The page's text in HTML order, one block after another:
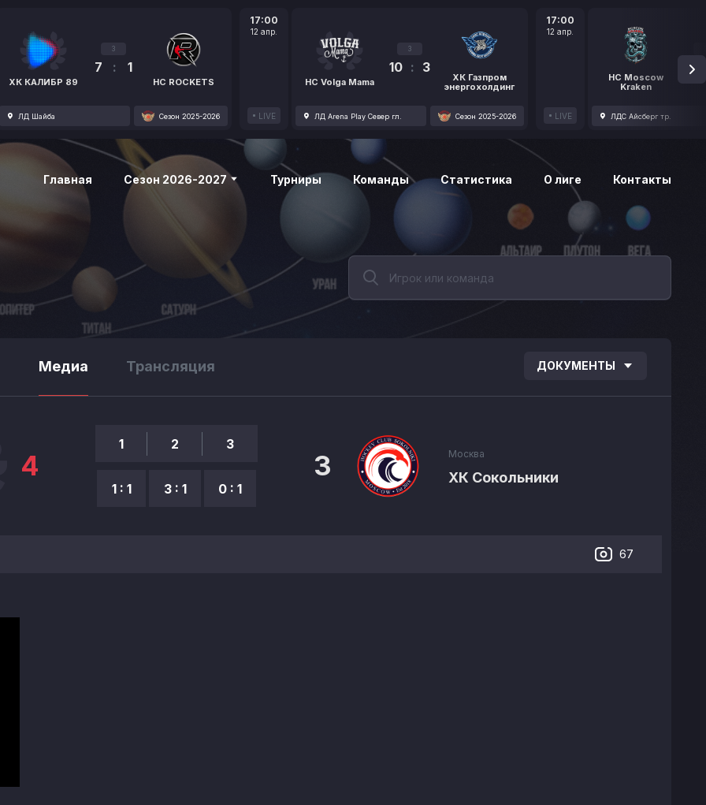
ХК КАЛИБР 89
3
7 : 1
HC ROCKETS
ЛД Шайба Сезон 2025-2026
17:00
12 апр.
LIVE
HC Volga Mama
3
10 : 3
ХК Газпром
энергохолдинг
ЛД Arena Play Север гл. Сезон 2025-2026
17:00
12 апр.
LIVE
HC Moscow
Kraken
1
ЛДС Айсберг тр.
Главная Сезон 2026-2027 Турниры Команды Статистика О лиге Контакты
Медиа Трансляция ДОКУМЕНТЫ
4
1
1 : 1
2
3 : 1
3
0 : 1
Москва
ХК Сокольники
3
67